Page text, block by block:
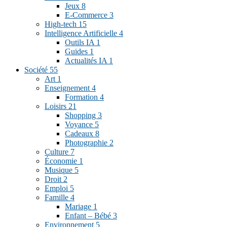
Jeux 8
E-Commerce 3
High-tech 15
Intelligence Artificielle 4
Outils IA 1
Guides 1
Actualités IA 1
Société 55
Art 1
Enseignement 4
Formation 4
Loisirs 21
Shopping 3
Voyance 5
Cadeaux 8
Photographie 2
Culture 7
Économie 1
Musique 5
Droit 2
Emploi 5
Famille 4
Mariage 1
Enfant – Bébé 3
Environnement 5